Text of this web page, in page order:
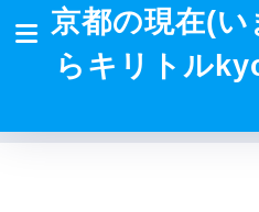
京都の現在(
らキリトル